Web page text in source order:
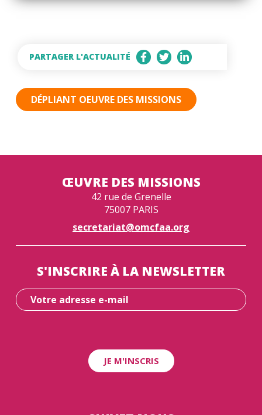
PARTAGER L'ACTUALITÉ
DÉPLIANT OEUVRE DES MISSIONS
S'INSCRIRE À LA NEWSLETTER
ŒUVRE DES MISSIONS
42 rue de Grenelle
75007 PARIS
secretariat@omcfaa.org